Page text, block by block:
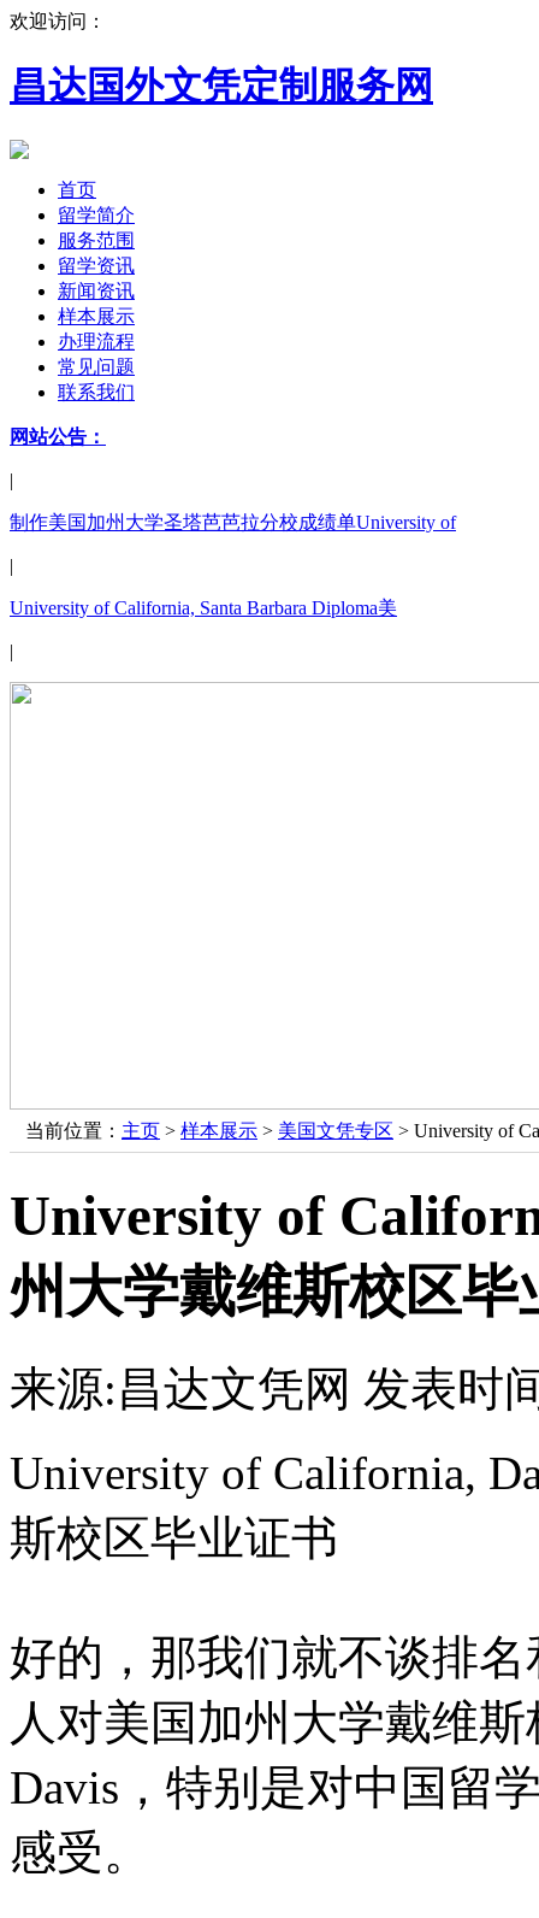
欢迎访问：
昌达国外文凭定制服务网
首页
留学简介
服务范围
留学资讯
新闻资讯
样本展示
办理流程
常见问题
联系我们
网站公告：
|
制作美国加州大学圣塔芭芭拉分校成绩单University of
|
University of California, Santa Barbara Diploma美
|
当前位置： 主页 > 样本展示 > 美国文凭专区 > University of
University of
州大学戴维斯校区毕
来源:昌达文凭网 发表时
University of California,
斯校区毕业证书
好的，那我们就不谈排
人对美国加州大学戴维
Davis，特别是对中国留
感受。